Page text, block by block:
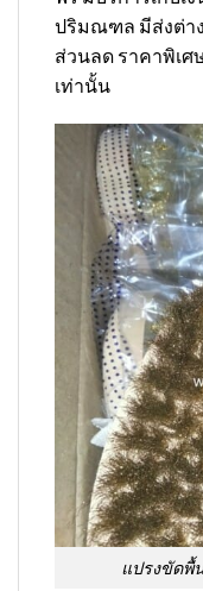
ปริมณฑล มีส่งต่า
ส่วนลด ราคาพิเศ
เท่านั้น
แปรงขัดพื้